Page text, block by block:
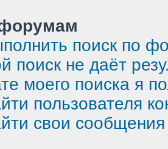
поиск по
поиск не даёт
моего поиска я
пользователя
свои